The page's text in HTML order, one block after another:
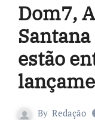
Dom7,
estão
By Redação